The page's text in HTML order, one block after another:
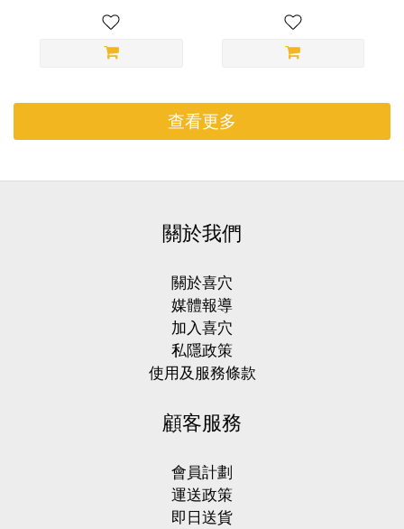
查看更多
關於我們
關於喜穴
媒體報導
加入喜穴
私隱政策
使用及服務條款
顧客服務
會員計劃
運送政策
即日送貨